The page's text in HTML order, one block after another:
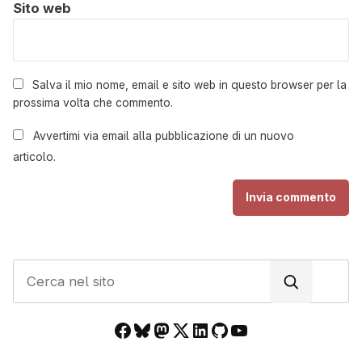
Sito web
Salva il mio nome, email e sito web in questo browser per la
prossima volta che commento.
Avvertimi via email alla pubblicazione di un nuovo
articolo.
c
Facebook
Bluesky
Mastodon
X LinkedIn
GitHub
YouTube